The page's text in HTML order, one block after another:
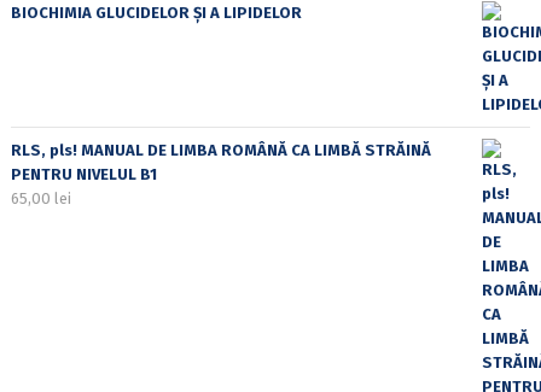
BIOCHIMIA GLUCIDELOR ȘI A LIPIDELOR
RLS, pls! MANUAL DE LIMBA ROMÂNĂ CA LIMBĂ STRĂINĂ
PENTRU NIVELUL B1
65,00 lei